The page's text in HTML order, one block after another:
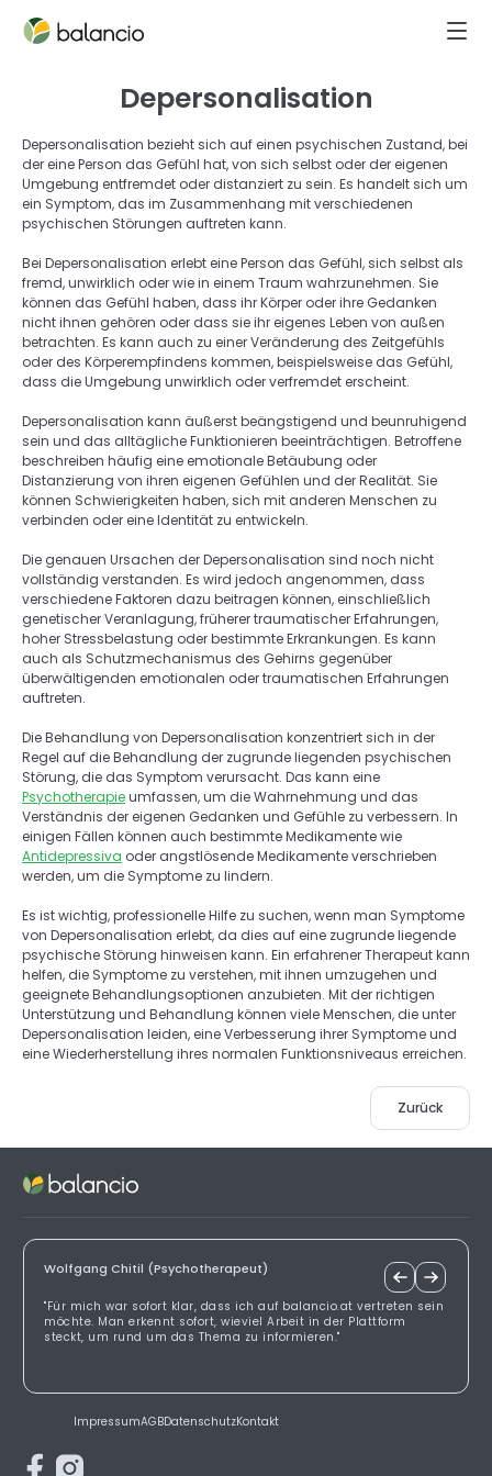
Depersonalisation
Depersonalisation bezieht sich auf einen psychischen Zustand, bei
der eine Person das Gefühl hat, von sich selbst oder der eigenen
Umgebung entfremdet oder distanziert zu sein. Es handelt sich um
ein Symptom, das im Zusammenhang mit verschiedenen
psychischen Störungen auftreten kann.
Bei Depersonalisation erlebt eine Person das Gefühl, sich selbst als
fremd, unwirklich oder wie in einem Traum wahrzunehmen. Sie
können das Gefühl haben, dass ihr Körper oder ihre Gedanken
nicht ihnen gehören oder dass sie ihr eigenes Leben von außen
betrachten. Es kann auch zu einer Veränderung des Zeitgefühls
oder des Körperempfindens kommen, beispielsweise das Gefühl,
dass die Umgebung unwirklich oder verfremdet erscheint.
Depersonalisation kann äußerst beängstigend und beunruhigend
sein und das alltägliche Funktionieren beeinträchtigen. Betroffene
beschreiben häufig eine emotionale Betäubung oder
Distanzierung von ihren eigenen Gefühlen und der Realität. Sie
können Schwierigkeiten haben, sich mit anderen Menschen zu
verbinden oder eine Identität zu entwickeln.
Die genauen Ursachen der Depersonalisation sind noch nicht
vollständig verstanden. Es wird jedoch angenommen, dass
verschiedene Faktoren dazu beitragen können, einschließlich
genetischer Veranlagung, früherer traumatischer Erfahrungen,
hoher Stressbelastung oder bestimmte Erkrankungen. Es kann
auch als Schutzmechanismus des Gehirns gegenüber
überwältigenden emotionalen oder traumatischen Erfahrungen
auftreten.
Die Behandlung von Depersonalisation konzentriert sich in der
Regel auf die Behandlung der zugrunde liegenden psychischen
Psychotherapie umfassen, um die Wahrnehmung und das
Verständnis der eigenen Gedanken und Gefühle zu verbessern. In
Antidepressiva oder angstlösende Medikamente verschrieben
werden, um die Symptome zu lindern.
Es ist wichtig, professionelle Hilfe zu suchen, wenn man Symptome
von Depersonalisation erlebt, da dies auf eine zugrunde liegende
psychische Störung hinweisen kann. Ein erfahrener Therapeut kann
helfen, die Symptome zu verstehen, mit ihnen umzugehen und
geeignete Behandlungsoptionen anzubieten. Mit der richtigen
Unterstützung und Behandlung können viele Menschen, die unter
Depersonalisation leiden, eine Verbesserung ihrer Symptome und
eine Wiederherstellung ihres normalen Funktionsniveaus erreichen.
Zurück
Wolfgang Chitil (Psychotherapeut)
"Für mich war sofort klar, dass ich auf balancio.at vertreten sein
möchte. Man erkennt sofort, wieviel Arbeit in der Plattform
steckt, um rund um das Thema zu informieren."
ImpressumAGBDatenschutzKontakt